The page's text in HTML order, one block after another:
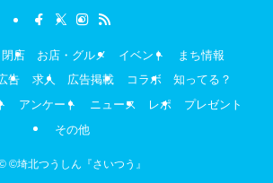
店 お店・グルメ イベント
まち情報
告 求人 広告掲載 コラボ
知ってる？
アンケート ニュース レポ
プレゼント
その他
©埼北つうしん『さいつう』